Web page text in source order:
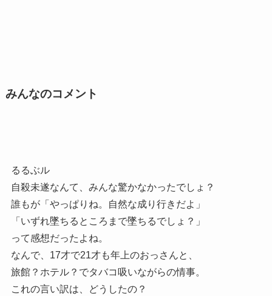
みんなのコメント
るるぶル
自殺未遂なんて、みんな驚かなかったでしょ？
誰もが「やっぱりね。自然な成り行きだよ」
「いずれ墜ちるところまで墜ちるでしょ？」
って感想だったよね。
なんで、17才で21才も年上のおっさんと、
旅館？ホテル？でタバコ吸いながらの情事。
これの言い訳は、どうしたの？